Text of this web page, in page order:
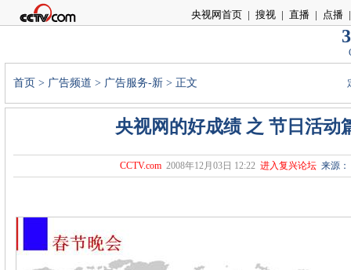
央视网首页 | 搜视 | 直播 | 点播 |
首页 > 广告频道 > 广告服务-新 > 正文
央视网的好成绩 之 节日活动
CCTV.com 2008年12月03日 12:22 进入复兴论坛 来源